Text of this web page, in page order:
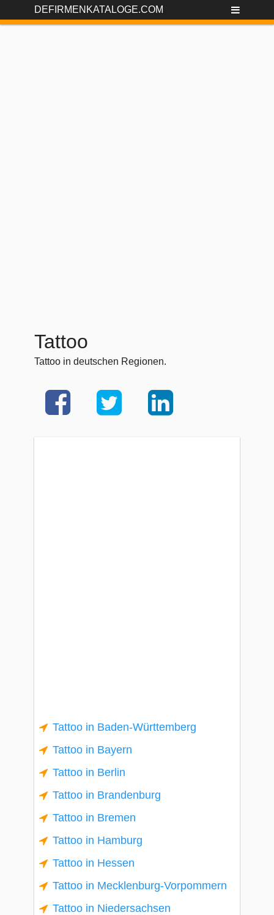
DEFIRMENKATALOGE.COM
Tattoo
Tattoo in deutschen Regionen.
Tattoo in Baden-Württemberg
Tattoo in Bayern
Tattoo in Berlin
Tattoo in Brandenburg
Tattoo in Bremen
Tattoo in Hamburg
Tattoo in Hessen
Tattoo in Mecklenburg-Vorpommern
Tattoo in Niedersachsen